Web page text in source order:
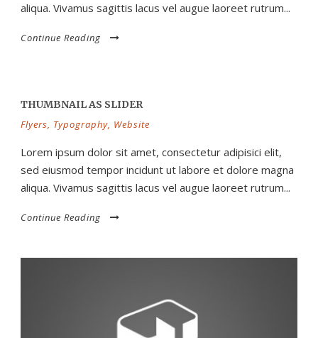
aliqua. Vivamus sagittis lacus vel augue laoreet rutrum...
Continue Reading
THUMBNAIL AS SLIDER
Flyers, Typography, Website
Lorem ipsum dolor sit amet, consectetur adipisici elit,
sed eiusmod tempor incidunt ut labore et dolore magna
aliqua. Vivamus sagittis lacus vel augue laoreet rutrum...
Continue Reading